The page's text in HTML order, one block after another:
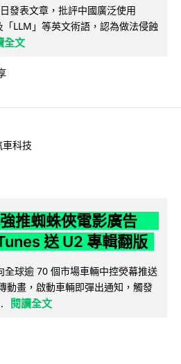
發表文章，批評中國廣泛使用
「LLM」等英文術語，認為做法侵蝕
全文
車科技
推蜘蛛俠電影廣告
送 U2 專輯翻版
全球逾 70 個市場車輛中控熒幕推送
動畫，啟動車輛即彈出通知，觸發
閱讀全文